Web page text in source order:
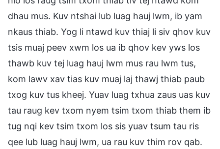
dhau mus. Kuv ntshai lub luag hauj lwm, ib yam
nkaus thiab. Yog li ntawd kuv thiaj li siv qhov kuv
tsis muaj peev xwm los ua ib qhov kev yws los
thawb kuv tej luag hauj lwm mus rau lwm tus,
kom lawv xav tias kuv muaj laj thawj thiab paub
txog kuv tus kheej. Yuav luag txhua zaus uas kuv
tau raug kev txom nyem tsim txom thiab them ib
tug nqi kev tsim txom los sis yuav tsum tau ris
qee lub luag hauj lwm, ua rau kuv thim rov qab.